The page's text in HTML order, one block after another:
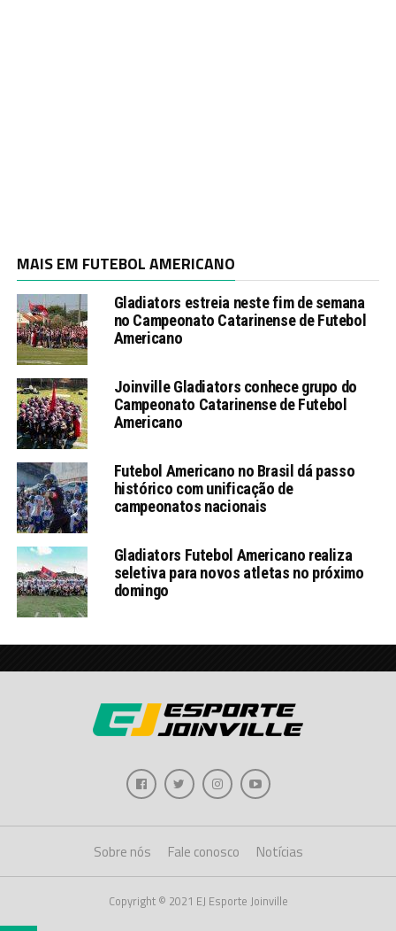
MAIS EM FUTEBOL AMERICANO
Gladiators estreia neste fim de semana
no Campeonato Catarinense de Futebol
Americano
Joinville Gladiators conhece grupo do
Campeonato Catarinense de Futebol
Americano
Futebol Americano no Brasil dá passo
histórico com unificação de
campeonatos nacionais
Gladiators Futebol Americano realiza
seletiva para novos atletas no próximo
domingo
Sobre nós Fale conosco Notícias
Copyright © 2021 EJ Esporte Joinville